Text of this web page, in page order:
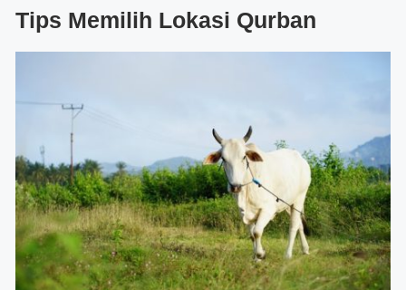
Tips Memilih Lokasi Qurban